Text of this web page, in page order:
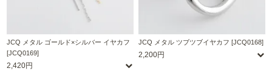
JCQ メタル ゴールド×シルバー イヤカフ
[JCQ0169]
2,420円
JCQ メタル ツブツブイヤカフ [JCQ0168]
2,200円